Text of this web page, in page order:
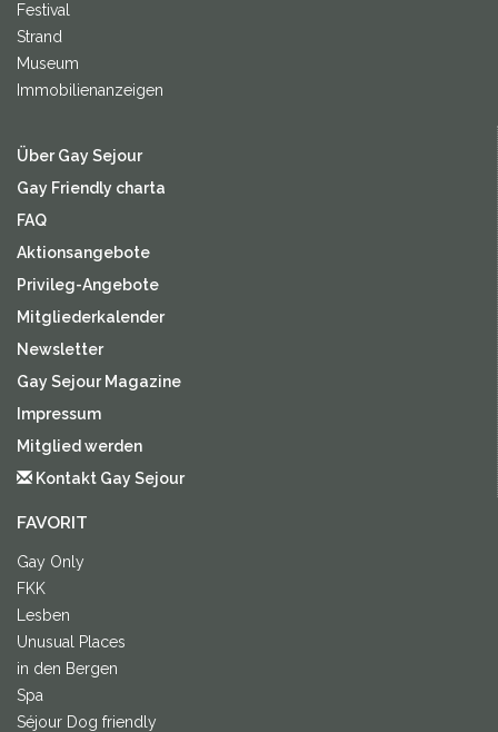
Festival
Strand
Museum
Immobilienanzeigen
Über Gay Sejour
Gay Friendly charta
FAQ
Aktionsangebote
Privileg-Angebote
Mitgliederkalender
Newsletter
Gay Sejour Magazine
Impressum
Mitglied werden
Kontakt Gay Sejour
FAVORIT
Gay Only
FKK
Lesben
Unusual Places
in den Bergen
Spa
Séjour Dog friendly